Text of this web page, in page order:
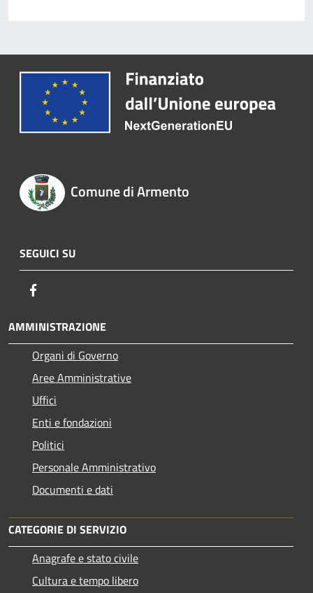
Comune di Armento
SEGUICI SU
AMMINISTRAZIONE
Organi di Governo
Aree Amministrative
Uffici
Enti e fondazioni
Politici
Personale Amministrativo
Documenti e dati
CATEGORIE DI SERVIZIO
Anagrafe e stato civile
Cultura e tempo libero